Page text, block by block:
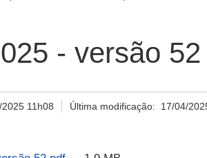
- versão 52
11h08 Última modificação: 17/04/